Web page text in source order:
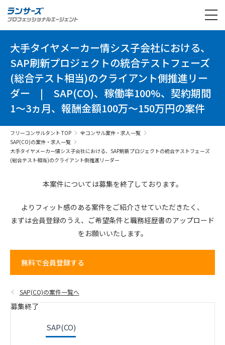
大手タイヤメーカー情シス子会社における、
SAP刷新プロジェクトの統合テストフェーズ
(総合テスト相当)のクライアント側推進リー
ダー | SAP(CO)、稼働率100%、契約期間
1～3ヵ月、報酬金額100万～150万円の案件
フリーコンサルタント TOP
全コンサル案件・求人一覧
SAP(CO)の案件・求人一覧
大手タイヤメーカー情シス子会社における、SAP刷新プロジェクトの統合テストフェーズ
(総合テスト相当)のクライアント側推進リーダー
本案件については募集を終了しております。
よりフィット感のある案件をご紹介させていただきたく、
まずは会員登録のうえ、 ご希望条件と職務経歴書のアップロード
をお願いいたします。
無料で会員登録する
SAP(CO)の案件一覧へ
募集終了
SAP(CO)